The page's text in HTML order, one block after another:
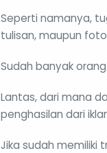
Seperti namanya,
tulisan, maupun
Sudah banyak
Lantas, dari mana
penghasilan dari
Jika sudah memiliki